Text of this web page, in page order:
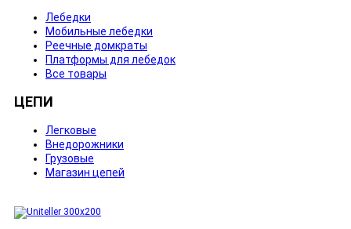
Лебедки
Мобильные лебедки
Реечные домкраты
Платформы для лебедок
Все товары
ЦЕПИ
Легковые
Внедорожники
Грузовые
Магазин цепей